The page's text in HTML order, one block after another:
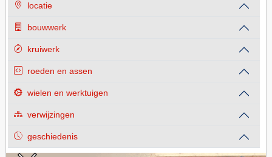
locatie
bouwwerk
kruiwerk
roeden en assen
wielen en werktuigen
verwijzingen
geschiedenis